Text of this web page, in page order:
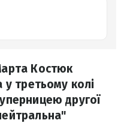
Костюк
у третьому колі
другої